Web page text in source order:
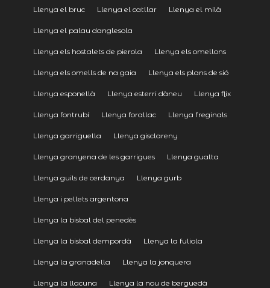
Llenya el bruc Llenya el catllar Llenya el milà
Llenya el palau danglesola
Llenya els hostalets de pierola Llenya els omellons
Llenya els omells de na gaia Llenya els plans de sió
Llenya esponellà Llenya esterri dàneu Llenya flix
Llenya fontrubí Llenya forallac Llenya freginals
Llenya garriguella Llenya gisclareny
Llenya granyena de les garrigues Llenya gualta
Llenya guils de cerdanya Llenya gurb
Llenya i pellets argentona
Llenya la bisbal del penedès
Llenya la bisbal dempordà Llenya la fuliola
Llenya la granadella Llenya la jonquera
Llenya la llacuna Llenya la nou de berguedà